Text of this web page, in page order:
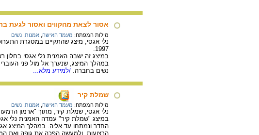
אסור לצאת מהקווים ואסור לגעת
מילות המפתח: מעמד האישה אמנות נשים
1997.
במיצג זה ישבה האמנית נלי אגסי
במהלך המיצג, שנערך אל מול פני
נשים בחברה. /למידע מלא...
שמלת קיר
מילות המפתח: מעמד האישה אמנות נשים
נלי אגסי, שמלת קיר, מתוך "ארמון הדמעות",
במיצג "שמלת קיר" עמדה האמנית נלי
החדר ונמתחו עד אליה. במהלך המיצג
הרצועות, ולמעשה הפכה את גופה ואת